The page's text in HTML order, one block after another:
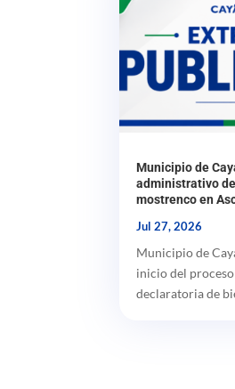
Municipio de
administrativo
mostrenco en
Jul 27, 2026
Municipio de
inicio del
declaratoria de